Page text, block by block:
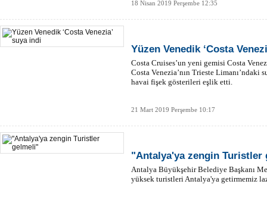
18 Nisan 2019 Perşembe 12:35
Yüzen Venedik ‘Costa
Costa Cruises’un yeni gemisi Costa
Costa Venezia’nın Trieste
havai fişek gösterileri eşlik etti.
21 Mart 2019 Perşembe 10:17
"Antalya'ya zengin Turistler
Antalya Büyükşehir Belediye Başkanı
yüksek turistleri Antalya'ya getirmemiz